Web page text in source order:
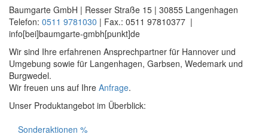
Baumgarte GmbH | Resser Straße 15 | 30855 Langenhagen
Telefon: 0511 9781030 | Fax.: 0511 97810377 |
info[bei]baumgarte-gmbh[punkt]de
Wir sind Ihre erfahrenen Ansprechpartner für Hannover und
Umgebung sowie für Langenhagen, Garbsen, Wedemark und
Burgwedel.
Wir freuen uns auf Ihre Anfrage.
Unser Produktangebot im Überblick:
Sonderaktionen %